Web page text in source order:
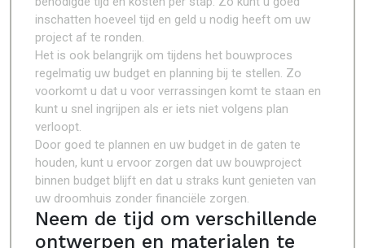
inschatten hoeveel tijd en geld u nodig heeft om uw
project af te ronden.
Het is ook belangrijk om tijdens het bouwproces
regelmatig uw budget en planning bij te stellen. Zo
voorkomt u dat u voor verrassingen komt te staan en
kunt u snel ingrijpen als er iets niet volgens plan
verloopt.
Door goed te plannen en uw budget in de gaten te
houden, kunt u ervoor zorgen dat uw bouwproject
binnen budget blijft en dat u straks kunt genieten van
uw droomhuis zonder financiële zorgen.
Neem de tijd om verschillende
ontwerpen en materialen te